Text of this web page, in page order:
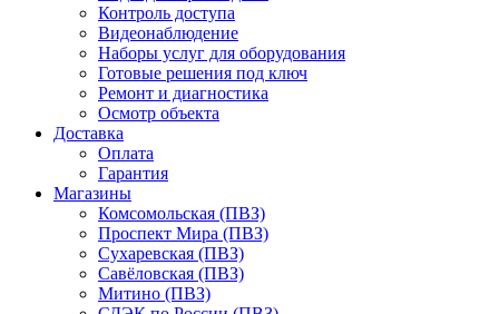
Контроль доступа
Видеонаблюдение
Наборы услуг для оборудования
Готовые решения под ключ
Ремонт и диагностика
Осмотр объекта
Доставка
Оплата
Гарантия
Магазины
Комсомольская (ПВЗ)
Проспект Мира (ПВЗ)
Сухаревская (ПВЗ)
Савёловская (ПВЗ)
Митино (ПВЗ)